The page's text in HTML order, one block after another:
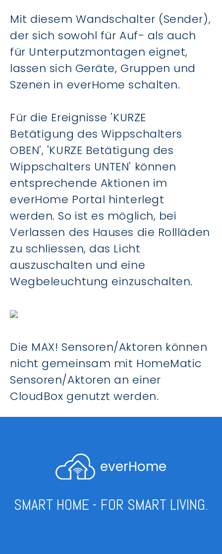
Mit diesem Wandschalter (Sender),
der sich sowohl für Auf- als auch
für Unterputzmontagen eignet,
lassen sich Geräte, Gruppen und
Szenen in everHome schalten.
Für die Ereignisse 'KURZE
Betätigung des Wippschalters
OBEN', 'KURZE Betätigung des
Wippschalters UNTEN' können
entsprechende Aktionen im
everHome Portal hinterlegt
werden. So ist es möglich, bei
Verlassen des Hauses die Rollläden
zu schliessen, das Licht
auszuschalten und eine
Wegbeleuchtung einzuschalten.
Die MAX! Sensoren/Aktoren können
nicht gemeinsam mit HomeMatic
Sensoren/Aktoren an einer
CloudBox genutzt werden.
everHome
SMART HOME - FOR SMART LIVING.